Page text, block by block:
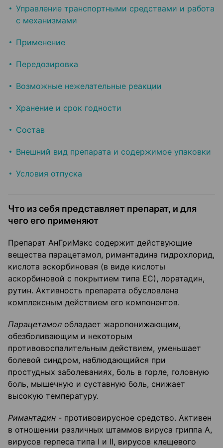
Управление транспортными средствами и работа
с механизмами
Применение
Передозировка
Возможные нежелательные реакции
Хранение и срок годности
Состав
Внешний вид препарата и содержимое упаковки
Условия отпуска
Что из себя представляет препарат, и для
чего его применяют
Препарат АнГриМакс содержит действующие
вещества парацетамол, римантадина гидрохлорид,
кислота аскорбиновая (в виде кислоты
аскорбиновой с покрытием типа ЕС), лоратадин,
рутин. Активность препарата обусловлена
комплексным действием его компонентов.
Парацетамол обладает жаропонижающим,
обезболивающим и некоторым
противовоспалительным действием, уменьшает
болевой синдром, наблюдающийся при
простудных заболеваниях, боль в горле, головную
боль, мышечную и суставную боль, снижает
высокую температуру.
Римантадин - противовирусное средство. Активен
в отношении различных штаммов вируса гриппа А,
вирусов герпеса типа I и II, вирусов клещевого